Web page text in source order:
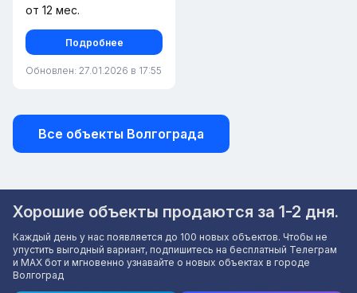
от 12 мес.
Подробнее
Обновлен: 27.01.2026 в 17:55
Все объекты Волгограда
Хорошие объекты продаются за 1-2 дня.
Каждый день у нас появляется до 100 новых объектов. Чтобы не
упустить выгодный вариант, подпишитесь на бесплатный Телеграм
и MAX бот и мгновенно узнавайте о новых объектах в городе
Волгоград